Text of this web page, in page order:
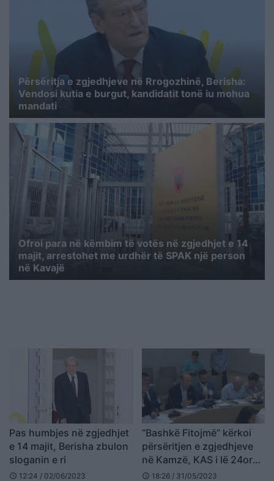
Përsëritja e zgjedhjeve në Rrogozhinë, Berisha:
Vendosi kutia e burgut, kandidatit tonë iu mohua
mandati
Ofroi para në këmbim të votës në zgjedhjet e 14
majit, arrestohet me urdhër të SPAK një person
në Kavajë
Pas humbjes në zgjedhjet
e 14 majit, Berisha zbulon
sloganin e ri
schedule 12:24 / 02/06/2023
“Bashkë Fitojmë” kërkoi
përsëritjen e zgjedhjeve
në Kamzë, KAS i lë 24orë
kohë për paraqitjen e
schedule 18:26 / 31/05/2023